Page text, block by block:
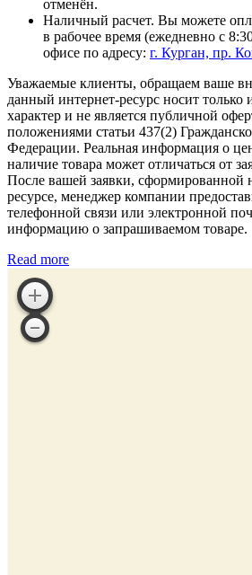
отменён.
Наличный расчет. Вы можете
в рабочее время (ежедневно с
офисе по адресу: г. Курган, пр.
Уважаемые клиенты, обращаем ваше
данный интернет-ресурс носит
характер и не является публичной
положениями статьи 437(2)
Федерации. Реальная информация о
наличие товара может отличаться от
После вашей заявки, сформированной
ресурсе, менеджер компании
телефонной связи или электронной
информацию о запрашиваемом товаре.
Read more